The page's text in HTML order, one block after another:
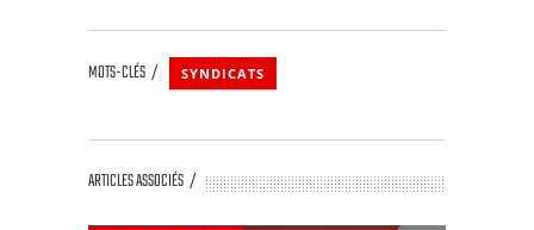
MOTS-CLÉS SYNDICATS
ARTICLES ASSOCIÉS